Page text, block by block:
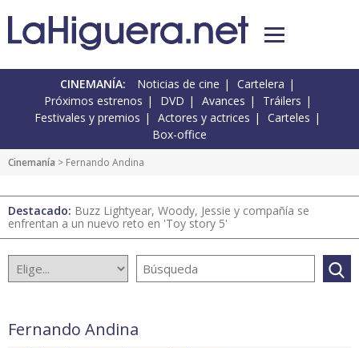
CINEMANÍA: Noticias de cine
Cartelera
Próximos estrenos
DVD Avances
Tráilers
Festivales y premios
Actores y actrices
Carteles
Box-office
Cinemanía > Fernando Andina
Destacado: Buzz Lightyear, Woody, Jessie y compañía se
enfrentan a un nuevo reto en 'Toy story 5'
Fernando Andina